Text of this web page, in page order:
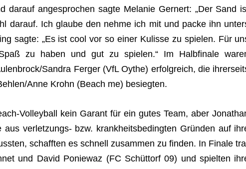
dar­auf ange­spro­chen sagte Mela­nie Gern­ert: „Der Sand
dar­auf. Ich glaube den nehme ich mit und packe ihn
sagte: „Es ist cool vor so einer Kulisse zu spie­len. Für
zu haben und gut zu spie­len.“ Im Halb­fi­nale
Sandra Fer­ger (VfL Oythe) erfolg­reich, die
Anne Krohn (Beach me) besiegten.
Vol­ley­ball kein Garant für ein gutes Team, aber
ver­let­zungs- bzw. krank­heits­be­ding­ten Grün­den auf
schaff­ten es schnell zusam­men zu fin­den. In Finale
und David Ponie­waz (FC Schüt­torf 09) und spiel­ten